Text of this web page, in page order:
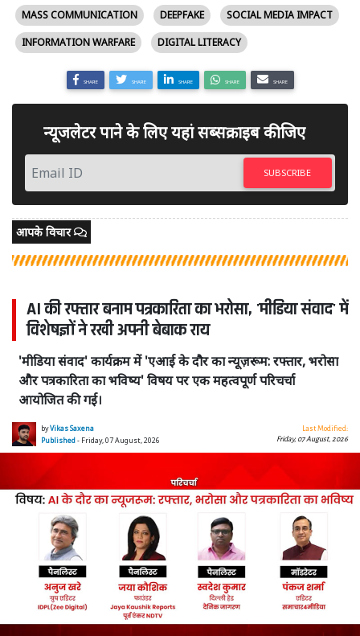
MASS COMMUNICATION DEEPFAKE
SOCIAL MEDIA IMPACT
INFORMATION WARFARE
DIGITAL LITERACY
SHARE SHARE SHARE SHARE SHARE
न्यूजलेटर पाने के लिए यहां सब्सक्राइब कीजिए
SUBSCRIBE
आपके विचार
AI की रफ्तार बनाम पत्रकारिता का भरोसा, 'मीडिया संवाद' में
विशेषज्ञों ने रखी अपनी बेबाक राय
'मीडिया संवाद' कार्यक्रम में 'एआई के दौर का न्यूज़रूम: रफ्तार, भरोसा
और पत्रकारिता का भविष्य' विषय पर एक महत्वपूर्ण परिचर्चा
आयोजित की गई।
byVikas Saxena
Published- Friday, 07 August, 2026
Last Modified:
Friday, 07 August, 2026